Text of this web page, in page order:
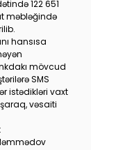
122 651
məbləğində
hansısa
mövcud
SMS
istədikləri vaxt
vəsaiti